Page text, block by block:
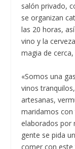
salón privado,
se organizan
las 20 horas,
vino y la
magia de
«Somos una
vinos
artesanas,
maridamos
elaborados por
gente se pida
comer con